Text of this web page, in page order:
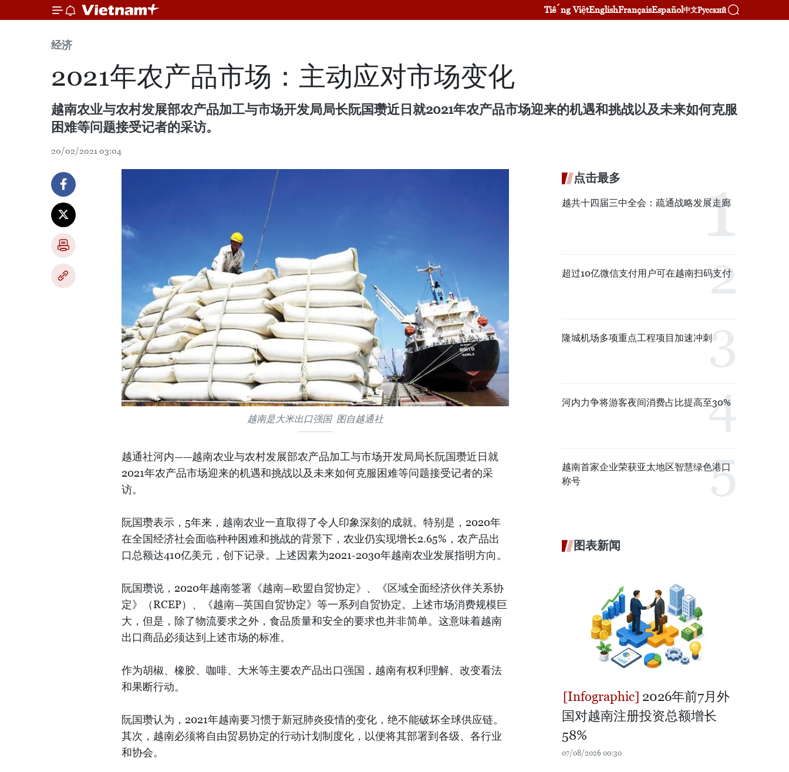
Tiếng ViệtEnglishFrançaisEspañol中文Русский
经济
2021年农产品市场：主动应对市场变化
越南农业与农村发展部农产品加工与市场开发局局长阮国瓒近日就2021年农产品市场迎来的机遇和挑战以及未来如何克服
困难等问题接受记者的采访。
20/02/2021 03:04
越南是大米出口强国 图自越通社
越通社河内——越南农业与农村发展部农产品加工与市场开发局局长阮国瓒近日就
2021年农产品市场迎来的机遇和挑战以及未来如何克服困难等问题接受记者的采
访。
阮国瓒表示，5年来，越南农业一直取得了令人印象深刻的成就。特别是，2020年
在全国经济社会面临种种困难和挑战的背景下，农业仍实现增长2.65%，农产品出
口总额达410亿美元，创下记录。上述因素为2021-2030年越南农业发展指明方向。
阮国瓒说，2020年越南签署《越南—欧盟自贸协定》、《区域全面经济伙伴关系协
定》（RCEP）、《越南—英国自贸协定》等一系列自贸协定。上述市场消费规模巨
大，但是，除了物流要求之外，食品质量和安全的要求也并非简单。这意味着越南
出口商品必须达到上述市场的标准。
作为胡椒、橡胶、咖啡、大米等主要农产品出口强国，越南有权利理解、改变看法
和果断行动。
阮国瓒认为，2021年越南要习惯于新冠肺炎疫情的变化，绝不能破坏全球供应链。
其次，越南必须将自由贸易协定的行动计划制度化，以便将其部署到各级、各行业
和协会。
点击最多
越共十四届三中全会：疏通战略发展走廊
超过10亿微信支付用户可在越南扫码支付
隆城机场多项重点工程项目加速冲刺
河内力争将游客夜间消费占比提高至30%
越南首家企业荣获亚太地区智慧绿色港口
称号
图表新闻
2026年前7月外
国对越南注册投资总额增长
58%
07/08/2026 00:30